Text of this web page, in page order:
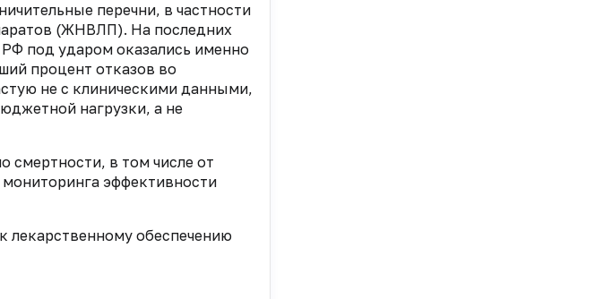
перечни, в частности
(ЖНВЛП). На последних
под ударом оказались именно
процент отказов во
не с клиническими данными,
нагрузки, а не
смертности, в том числе от
эффективности
лекарственному обеспечению